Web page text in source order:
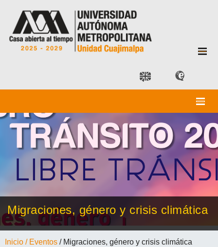
Migraciones, género y crisis climática
Inicio / Eventos / Migraciones, género y crisis climática